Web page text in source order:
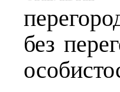
без